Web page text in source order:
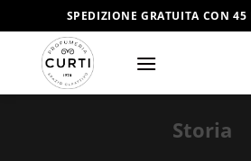
ai
contenuti
SPEDIZIONE GRATUITA CON 45
Storia